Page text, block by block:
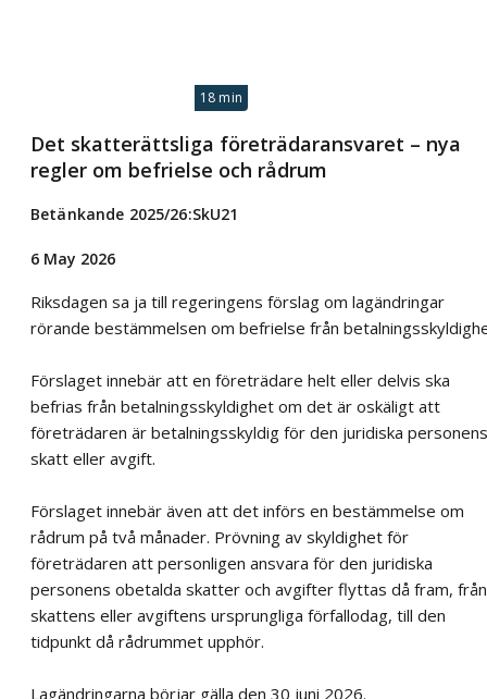
18 min
Det skatterättsliga företrädaransvaret – nya
regler om befrielse och rådrum
Betänkande 2025/26:SkU21
6 May 2026
Riksdagen sa ja till regeringens förslag om lagändringar
rörande bestämmelsen om befrielse från
Förslaget innebär att en företrädare helt eller delvis ska
befrias från betalningsskyldighet om det är oskäligt att
företrädaren är betalningsskyldig för den juridiska personens
skatt eller avgift.
Förslaget innebär även att det införs en bestämmelse om
rådrum på två månader. Prövning av skyldighet för
företrädaren att personligen ansvara för den juridiska
personens obetalda skatter och avgifter flyttas då fram, från
skattens eller avgiftens ursprungliga förfallodag, till den
tidpunkt då rådrummet upphör.
Lagändringarna börjar gälla den 30 juni 2026.